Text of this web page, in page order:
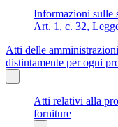
Informazioni sulle
Art. 1, c. 32,
Atti delle
distintamente per ogni
Atti relativi alla
forniture